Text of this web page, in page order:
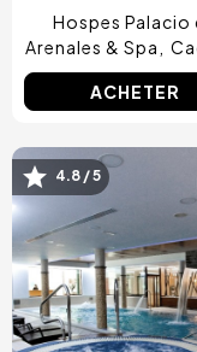
Hospes Palacio
Arenales & Spa
ACHETER
Image
4.8 / 5